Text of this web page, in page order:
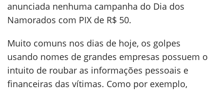
anunciada nenhuma campanha do Dia dos
Namorados com PIX de R$ 50.
Muito comuns nos dias de hoje, os golpes
usando nomes de grandes empresas possuem o
intuito de roubar as informações pessoais e
financeiras das vítimas. Como por exemplo,